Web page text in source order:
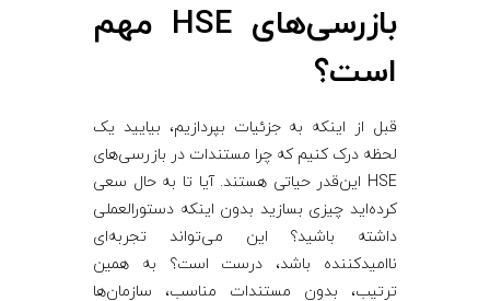
بازرسی‌های HSE مهم
است؟
قبل از اینکه به جزئیات بپردازیم، بیایید یک
لحظه درک کنیم که چرا مستندات در بازرسی‌های
HSE این‌قدر حیاتی هستند. آیا تا به حال سعی
کرده‌اید چیزی بسازید بدون اینکه دستورالعملی
داشته باشید؟ این می‌تواند تجربه‌ای
ناامیدکننده باشد، درست است؟ به همین
ترتیب، بدون مستندات مناسب، سازمان‌ها